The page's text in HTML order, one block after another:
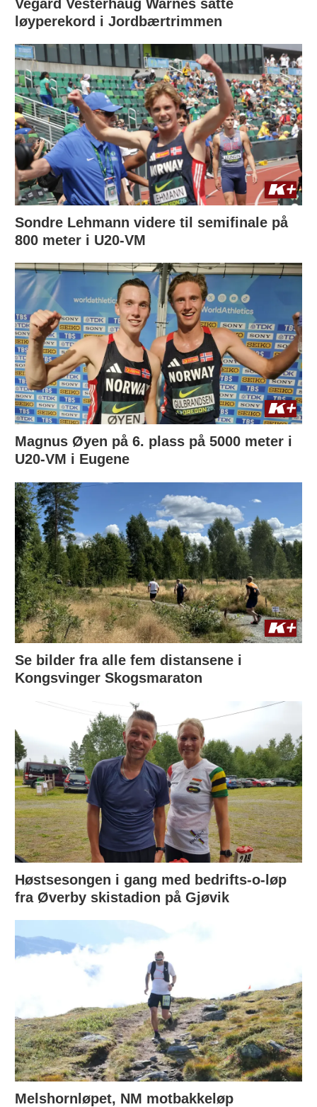
Vegard Vesterhaug Warnes satte
løyperekord i Jordbærtrimmen
Sondre Lehmann videre til semifinale på
800 meter i U20-VM
Magnus Øyen på 6. plass på 5000 meter i
U20-VM i Eugene
Se bilder fra alle fem distansene i
Kongsvinger Skogsmaraton
Høstsesongen i gang med bedrifts-o-løp
fra Øverby skistadion på Gjøvik
Melshornløpet, NM motbakkeløp